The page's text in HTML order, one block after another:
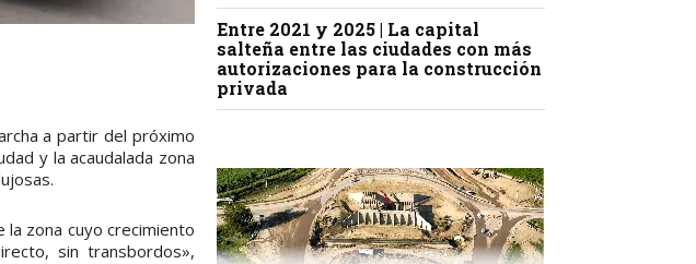
a partir del próximo
y la acaudalada zona
la zona cuyo crecimiento
sin transbordos»,
Entre 2021 y 2025 | La capital
salteña entre las ciudades con más
autorizaciones para la construcción
privada